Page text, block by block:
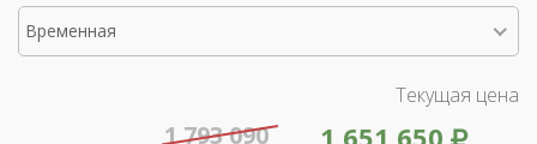
Временная
Текущая цена
1 651 650
1 793 090